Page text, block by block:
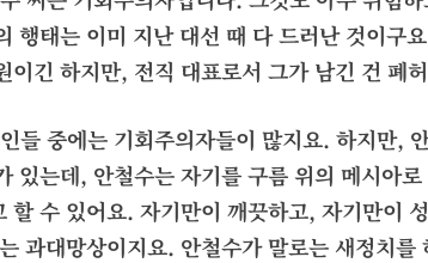
행태는 이미 지난 대선 때 다 드러난 것이구
이긴 하지만, 전직 대표로서 그가 남긴 건 폐
들 중에는 기회주의자들이 많지요. 하지만,
있는데, 안철수는 자기를 구름 위의 메시아
할 수 있어요. 자기만이 깨끗하고, 자기만이
과대망상이지요. 안철수가 말로는 새정치